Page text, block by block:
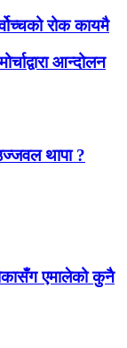
रोक कायमै
आन्दोलन
थापा ?
एमालेको कुनै